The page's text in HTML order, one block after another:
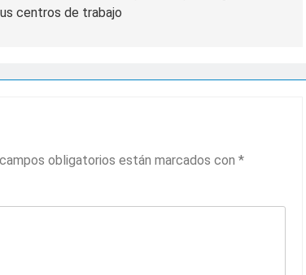
centros de trabajo
obligatorios están marcados con *